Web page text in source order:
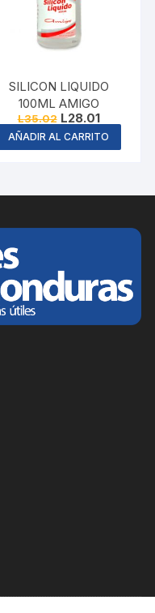
SILICON LIQUIDO
100ML AMIGO
L35.02 Original
price
was:
L35.02.
L28.01Current
price
is:
L28.01.
AÑADIR AL CARRITO